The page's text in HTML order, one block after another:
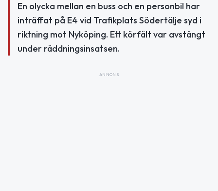
En olycka mellan en buss och en personbil har
inträffat på E4 vid Trafikplats Södertälje syd i
riktning mot Nyköping. Ett körfält var avstängt
under räddningsinsatsen.
ANNONS